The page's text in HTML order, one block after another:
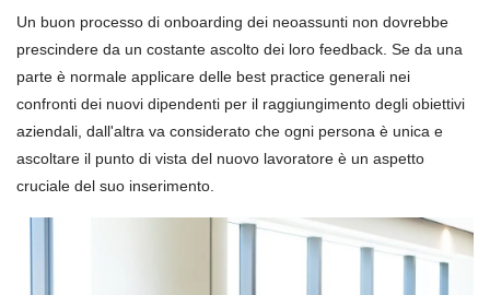
Un buon processo di onboarding dei neoassunti non dovrebbe
prescindere da un costante ascolto dei loro feedback. Se da una
parte è normale applicare delle best practice generali nei
confronti dei nuovi dipendenti per il raggiungimento degli obiettivi
aziendali, dall'altra va considerato che ogni persona è unica e
ascoltare il punto di vista del nuovo lavoratore è un aspetto
cruciale del suo inserimento.